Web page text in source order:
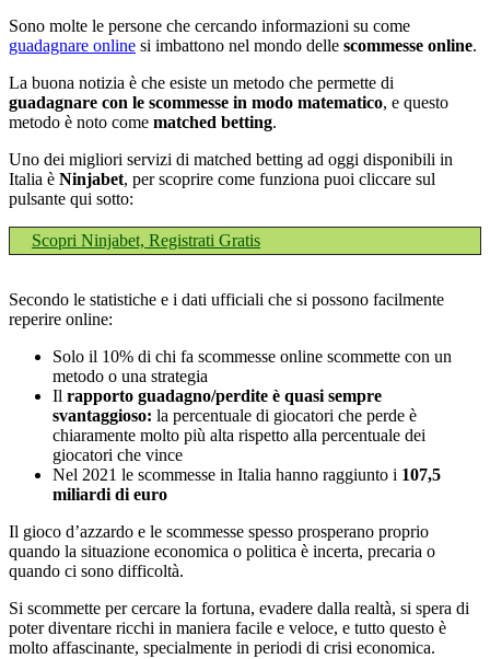
Sono molte le persone che cercando informazioni su come
guadagnare online si imbattono nel mondo delle scommesse online.
La buona notizia è che esiste un metodo che permette di
guadagnare con le scommesse in modo matematico, e questo
metodo è noto come matched betting.
Uno dei migliori servizi di matched betting ad oggi disponibili in
Italia è Ninjabet, per scoprire come funziona puoi cliccare sul
pulsante qui sotto:
Scopri Ninjabet, Registrati Gratis
Secondo le statistiche e i dati ufficiali che si possono facilmente
reperire online:
Solo il 10% di chi fa scommesse online scommette con un
metodo o una strategia
Il rapporto guadagno/perdite è quasi sempre
svantaggioso: la percentuale di giocatori che perde è
chiaramente molto più alta rispetto alla percentuale dei
giocatori che vince
Nel 2021 le scommesse in Italia hanno raggiunto i 107,5
miliardi di euro
Il gioco d’azzardo e le scommesse spesso prosperano proprio
quando la situazione economica o politica è incerta, precaria o
quando ci sono difficoltà.
Si scommette per cercare la fortuna, evadere dalla realtà, si spera di
poter diventare ricchi in maniera facile e veloce, e tutto questo è
molto affascinante, specialmente in periodi di crisi economica.